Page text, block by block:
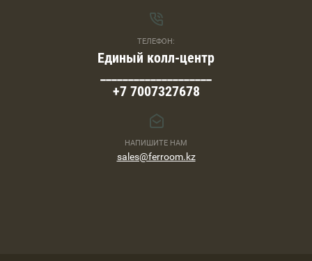
ТЕЛЕФОН:
Единый колл-центр
+7 7007327678
НАПИШИТЕ НАМ
sales@ferroom.kz